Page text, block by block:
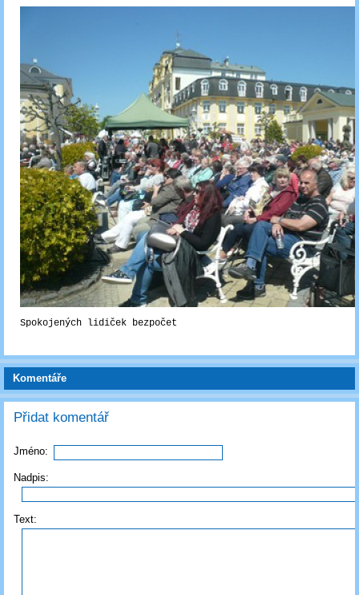
Spokojených lidiček bezpočet
Komentáře
Přidat komentář
Jméno:
Nadpis:
Text: